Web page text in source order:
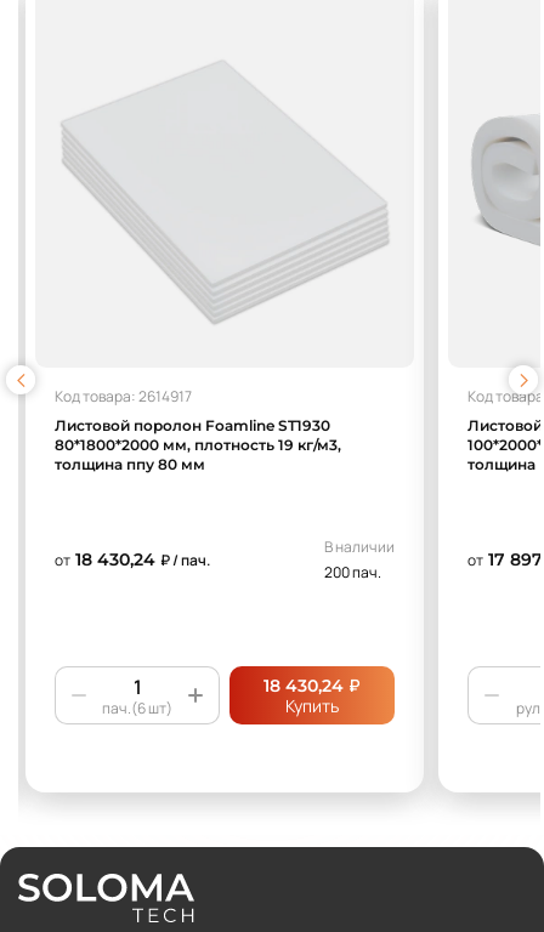
Код товара: 2614917
Листовой поролон Foamline ST1930
80*1800*2000 мм, плотность 19 кг/м3,
толщина ппу 80 мм
от 18 430,24 ₽ / пач.
В наличии
200 пач.
пач.(6 шт)
18 430,24 ₽
Купить
Код
толщина
от 17